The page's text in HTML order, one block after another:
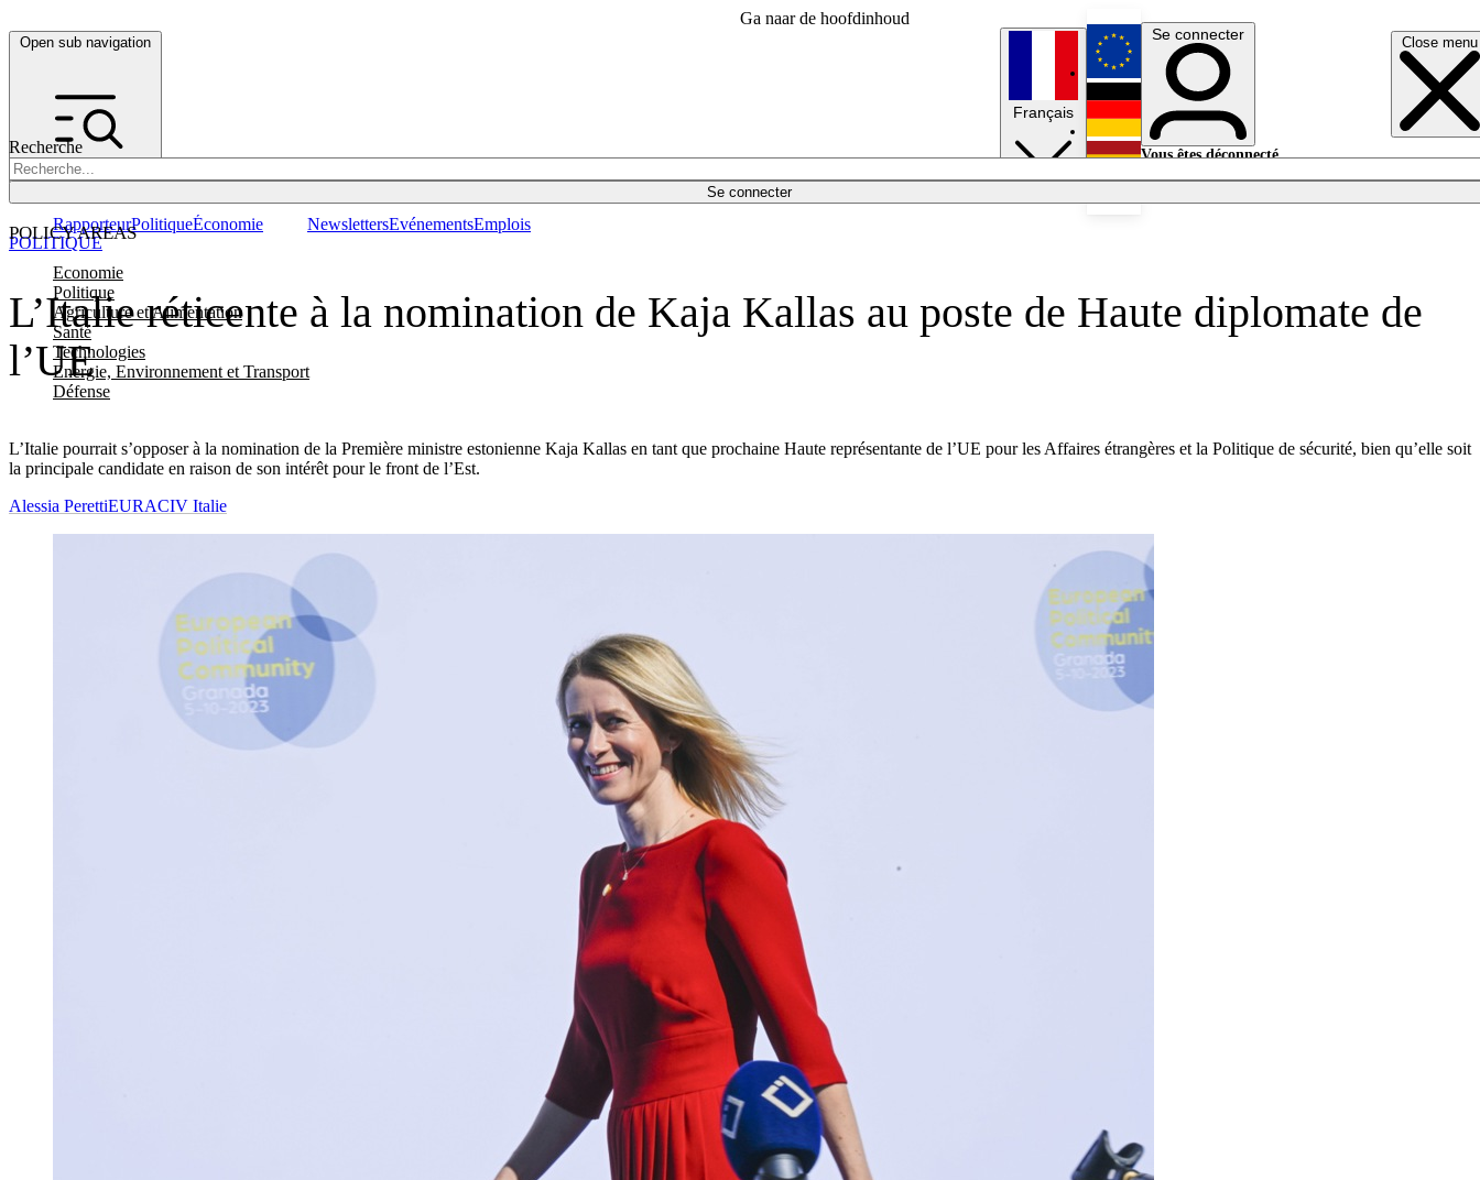
Ga naar de hoofdinhoud
Open sub navigation Close menu
Recherche
Se connecter
POLICY AREAS
Economie
Politique
Agriculture et Alimentation
Santé
Technologies
Energie, Environnement et Transport
Défense
RapporteurPolitiqueÉconomie NewslettersEvénementsEmplois
Français
English
Deutsch
Se connecter
Vous êtes déconnecté.
L’Italie réticente à la nomination de Kaja Kallas au poste de Haute diplomate de
l’UE
L’Italie pourrait s’opposer à la nomination de la Première ministre estonienne Kaja Kallas en tant que prochaine Haute représentante de l’UE pour les Affaires étrangères et la Politique de sécurité, bien qu’elle soit
la principale candidate en raison de son intérêt pour le front de l’Est.
POLITIQUE
Alessia PerettiEURACIV Italie